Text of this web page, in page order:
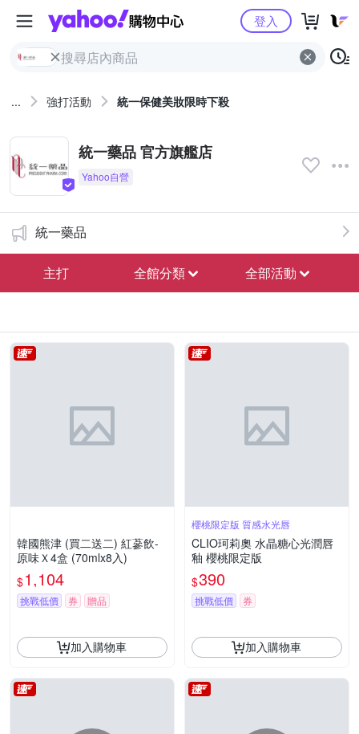
Yahoo購物中心
登入
... 強打活動 統一保健美妝限時下殺
統一藥品 官方旗艦店
統一藥品
主打 全館分類 全部活動
韓國熊津 (買二送二) 紅蔘飲-
原味Ｘ4盒 (70mlx8入)
$1,104
挑戰低價 券 贈品
加入購物車
櫻桃限定版 質感水光唇
CLIO珂莉奧 水晶糖心光潤唇
釉 櫻桃限定版
$390
挑戰低價 券
加入購物車